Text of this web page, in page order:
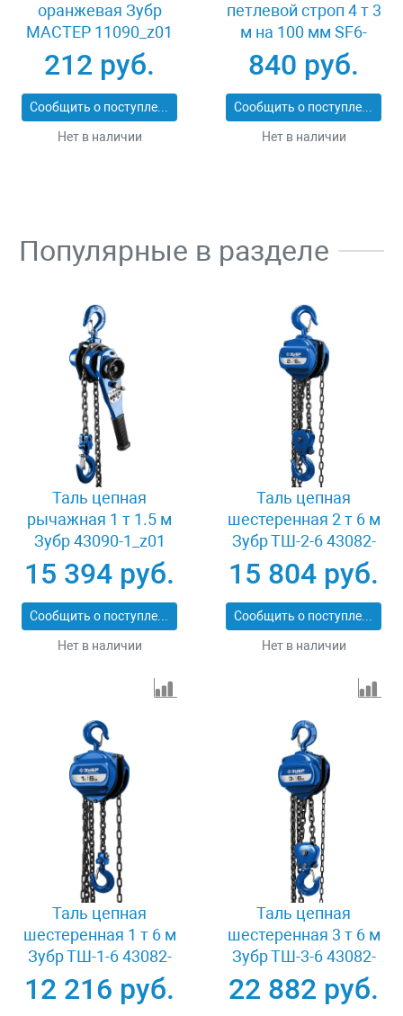
оранжевая Зубр
МАСТЕР 11090_z01
212 руб.
Сообщить о поступлении
Нет в наличии
петлевой строп 4 т 3
м на 100 мм SF6-
СТП-4-3
840 руб.
Сообщить о поступлении
Нет в наличии
Популярные в разделе
Таль цепная
рычажная 1 т 1.5 м
Зубр 43090-1_z01
15 394 руб.
Сообщить о поступлении
Нет в наличии
Таль цепная
шестеренная 2 т 6 м
Зубр ТШ-2-6 43082-
2_z01
15 804 руб.
Сообщить о поступлении
Нет в наличии
Таль цепная
шестеренная 1 т 6 м
Зубр ТШ-1-6 43082-
1_z01
12 216 руб.
Таль цепная
шестеренная 3 т 6 м
Зубр ТШ-3-6 43082-
3_z01
22 882 руб.